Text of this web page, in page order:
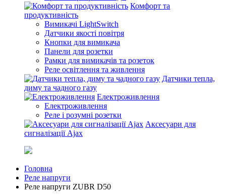
Комфорт та
продуктивність
Вимикачі LightSwitch
Датчики якості повітря
Кнопки для вимикача
Панели для розетки
Рамки для вимикачів та розеток
Реле освітлення та живлення
Датчики тепла,
диму та чадного газу
Електроживлення
Електроживлення
Реле і розумні розетки
Аксесуари для
сигналізації Ajax
Головна
Реле напруги
Реле напруги ZUBR D50